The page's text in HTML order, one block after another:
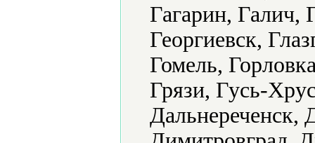
Гагарин, Галич,
Георгиевск,
Гомель,
Грязи, Гусь-
Дальнереченск,